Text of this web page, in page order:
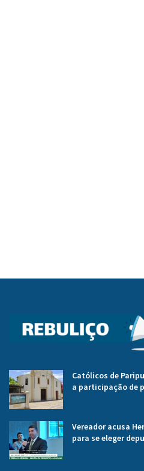
Católicos de
a participação de
Vereador acusa
para se eleger